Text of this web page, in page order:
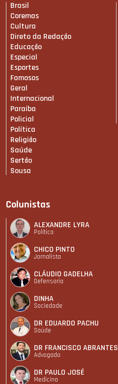
Brasil
Coremas
Cultura
Direto da Redação
Educação
Especial
Esportes
Famosos
Geral
Internacional
Paraíba
Policial
Política
Religião
Saúde
Sertão
Sousa
Colunistas
ALEXANDRE LYRA
Política
CHICO PINTO
Jornalista
CLÁUDIO GADELHA
Defensoria
DINHA
Sociedade
DR EDUARDO PACHU
Saúde
DR FRANCISCO ABRANTES
Advogado
DR PAULO JOSÉ
Medicina